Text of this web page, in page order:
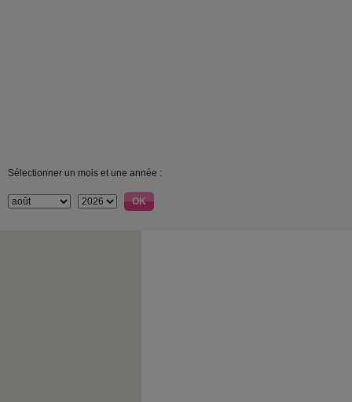
Sélectionner un mois et une année :